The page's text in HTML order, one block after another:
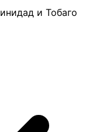
и Тобаго